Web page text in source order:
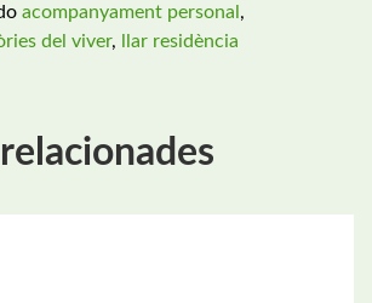
acompanyament personal,
del viver, llar residència